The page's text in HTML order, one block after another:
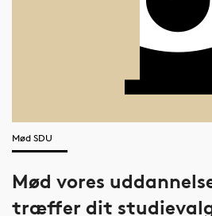
Mød SDU
Mød vores
træffer dit